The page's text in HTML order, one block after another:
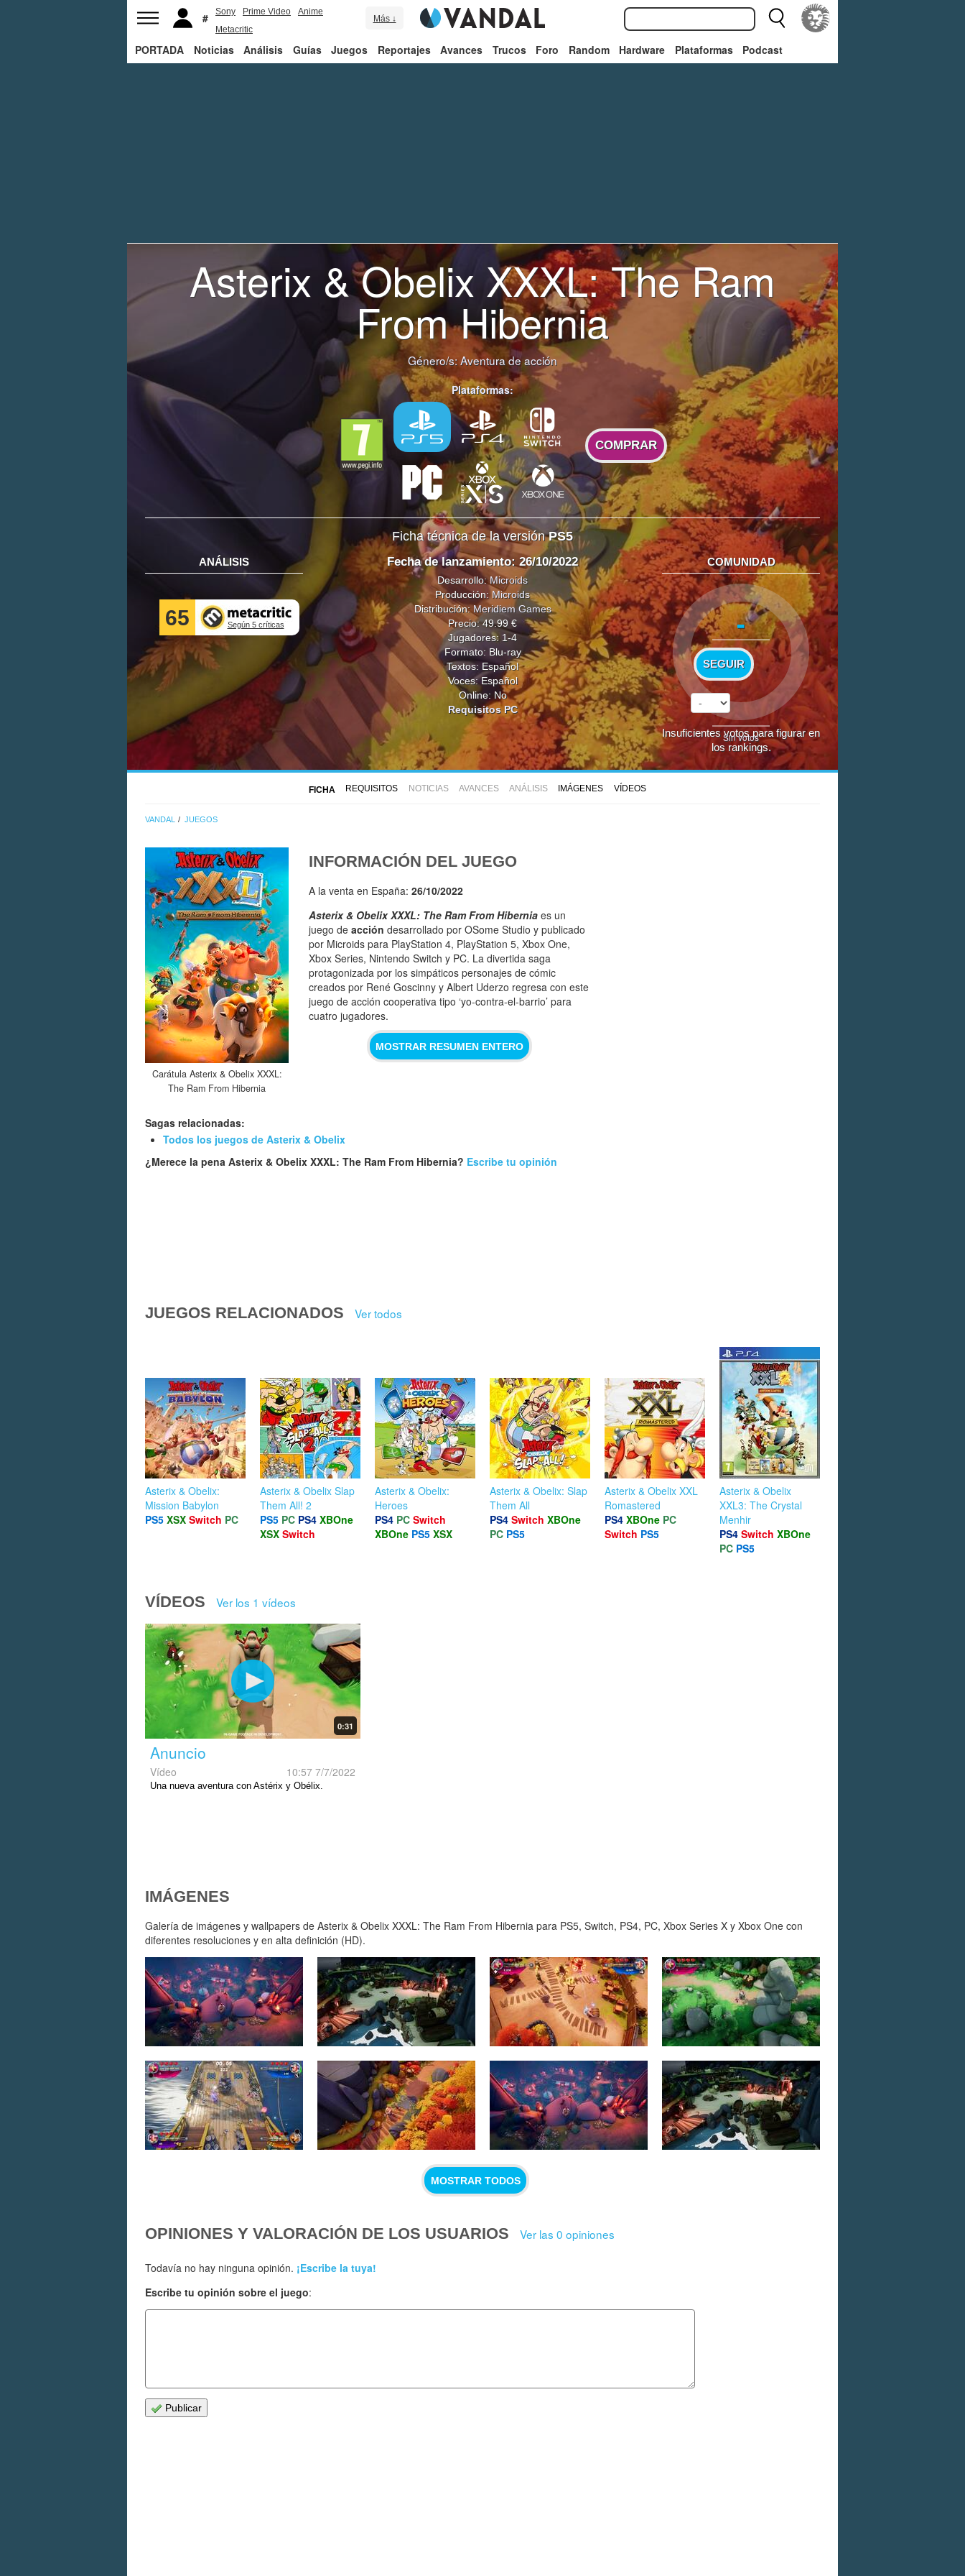
Sony Prime Video
Anime
Metacritic
Más ↓
PORTADA Noticias Análisis Guías Juegos Reportajes Avances Trucos Foro Random Hardware Plataformas Podcast
Asterix & Obelix XXXL: The Ram
From Hibernia
Género/s:Aventura de acción
Plataformas:
COMPRAR
Ficha técnica de la versiónPS5
ANÁLISIS
65 Según 5 críticas
Fecha de lanzamiento: 26/10/2022
Desarrollo:Microids
Producción: Microids
Distribución:Meridiem Games
Precio: 49.99 €
Jugadores: 1-4
Formato: Blu-ray
Textos: Español
Voces: Español
Online: No
Requisitos PC
COMUNIDAD
-
SEGUIR
Sin votos
Insuficientes votos para figurar en
los rankings.
FICHA REQUISITOS NOTICIAS AVANCES ANÁLISIS IMÁGENES VÍDEOS
VANDAL JUEGOS
Carátula Asterix & Obelix XXXL:
The Ram From Hibernia
INFORMACIÓN DEL JUEGO
A la venta en España: 26/10/2022
Asterix & Obelix XXXL: The Ram From Hibernia es un
juego de acción desarrollado por OSome Studio y publicado
por Microids para PlayStation 4, PlayStation 5, Xbox One,
Xbox Series, Nintendo Switch y PC. La divertida saga
protagonizada por los simpáticos personajes de cómic
creados por René Goscinny y Albert Uderzo regresa con este
juego de acción cooperativa tipo ‘yo-contra-el-barrio’ para
cuatro jugadores.
MOSTRAR RESUMEN ENTERO
Sagas relacionadas:
Todos los juegos de Asterix & Obelix
¿Merece la pena Asterix & Obelix XXXL: The Ram From Hibernia? Escribe tu opinión
JUEGOS RELACIONADOS Ver todos
Asterix & Obelix:
Mission Babylon
PS5 XSX Switch PC
Asterix & Obelix Slap
Them All! 2
PS5 PC PS4 XBOne
XSX Switch
Asterix & Obelix:
Heroes
PS4 PC Switch
XBOne PS5 XSX
Asterix & Obelix: Slap
Them All
PS4 Switch XBOne
PC PS5
Asterix & Obelix XXL
Romastered
PS4 XBOne PC
Switch PS5
Asterix & Obelix
XXL3: The Crystal
Menhir
PS4 Switch XBOne
PC PS5
VÍDEOS Ver los 1 vídeos
0:31
Anuncio
Vídeo 10:57 7/7/2022
Una nueva aventura con Astérix y Obélix.
IMÁGENES
Galería de imágenes y wallpapers de Asterix & Obelix XXXL: The Ram From Hibernia para PS5, Switch, PS4, PC, Xbox Series X y Xbox One con
diferentes resoluciones y en alta definición (HD).
MOSTRAR TODOS
OPINIONES Y VALORACIÓN DE LOS USUARIOS Ver las 0 opiniones
Todavía no hay ninguna opinión. ¡Escribe la tuya!
Escribe tu opinión sobre el juego:
Publicar